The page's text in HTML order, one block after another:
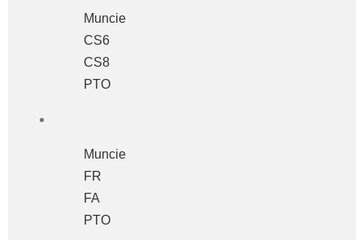
Muncie
CS6
CS8
PTO
Muncie
FR
FA
PTO